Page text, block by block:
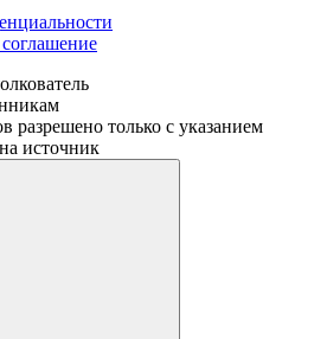
разрешено только с указанием
источник